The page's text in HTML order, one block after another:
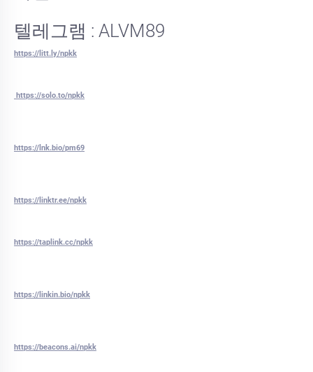
텔레그램 : ALVM89
https://litt.ly/npkk
https://solo.to/npkk
https://lnk.bio/pm69
https://linktr.ee/npkk
https://taplink.cc/npkk
https://linkin.bio/npkk
https://beacons.ai/npkk